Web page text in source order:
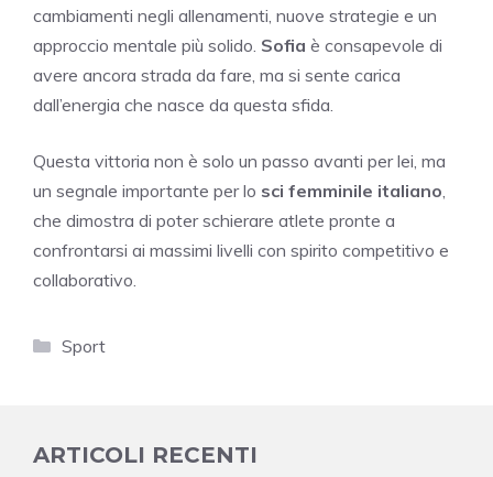
cambiamenti negli allenamenti, nuove strategie e un
approccio mentale più solido. Sofia è consapevole di
avere ancora strada da fare, ma si sente carica
dall’energia che nasce da questa sfida.
Questa vittoria non è solo un passo avanti per lei, ma
un segnale importante per lo sci femminile italiano
che dimostra di poter schierare atlete pronte a
confrontarsi ai massimi livelli con spirito competitivo e
collaborativo.
Categorie
Sport
ARTICOLI RECENTI